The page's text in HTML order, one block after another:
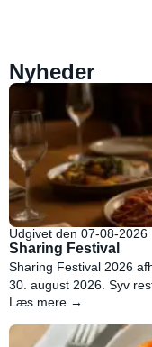
Nyheder
Udgivet den 07-08-2026
Sharing Festival
Sharing Festival 2026
30. august 2026. Syv
Læs mere →